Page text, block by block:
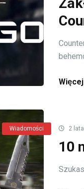
Wiadomości 2
10